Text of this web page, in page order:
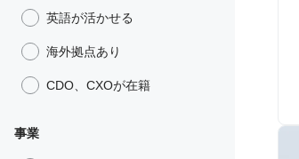
英語が活かせる
海外拠点あり
CDO、CXOが在籍
事業